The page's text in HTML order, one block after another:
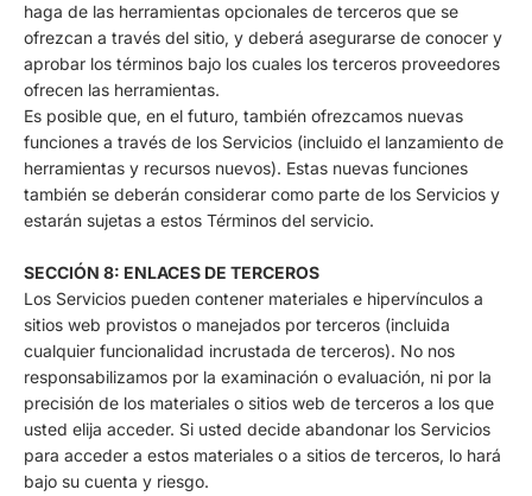
haga de las herramientas opcionales de terceros que se
ofrezcan a través del sitio, y deberá asegurarse de conocer y
aprobar los términos bajo los cuales los terceros proveedores
ofrecen las herramientas.
Es posible que, en el futuro, también ofrezcamos nuevas
funciones a través de los Servicios (incluido el lanzamiento de
herramientas y recursos nuevos). Estas nuevas funciones
también se deberán considerar como parte de los Servicios y
estarán sujetas a estos Términos del servicio.
SECCIÓN 8: ENLACES DE TERCEROS
Los Servicios pueden contener materiales e hipervínculos a
sitios web provistos o manejados por terceros (incluida
cualquier funcionalidad incrustada de terceros). No nos
responsabilizamos por la examinación o evaluación, ni por la
precisión de los materiales o sitios web de terceros a los que
usted elija acceder. Si usted decide abandonar los Servicios
para acceder a estos materiales o a sitios de terceros, lo hará
bajo su cuenta y riesgo.